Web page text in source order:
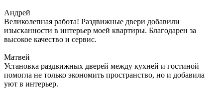
Андрей
Великолепная работа! Раздвижные двери добавили
изысканности в интерьер моей квартиры. Благодарен за
высокое качество и сервис.
Матвей
Установка раздвижных дверей между кухней и гостиной
помогла не только экономить пространство, но и добавила
уют в интерьер.